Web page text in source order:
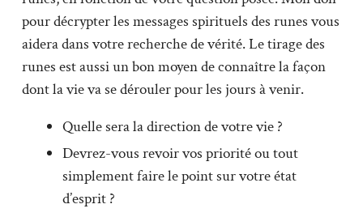
pour décrypter les messages spirituels des runes vous
aidera dans votre recherche de vérité. Le tirage des
runes est aussi un bon moyen de connaître la façon
dont la vie va se dérouler pour les jours à venir.
Quelle sera la direction de votre vie ?
Devrez-vous revoir vos priorité ou tout
simplement faire le point sur votre état
d’esprit ?